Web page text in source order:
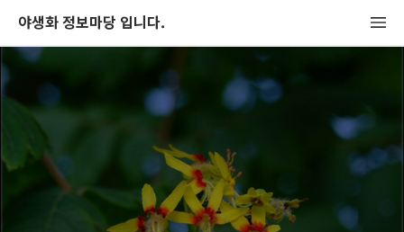
야생화 정보마당 입니다.